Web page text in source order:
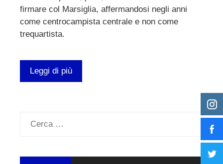
firmare col Marsiglia, affermandosi negli anni
come centrocampista centrale e non come
trequartista.
Leggi di più
Ricerca